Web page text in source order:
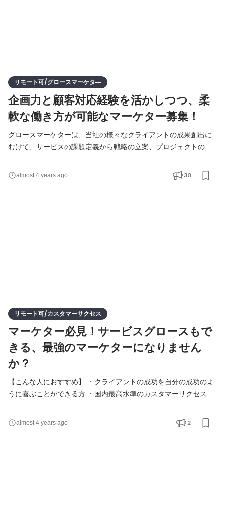
リモート可/グロースマーケタ―
企画力と顧客対応経験を活かしつつ、柔
軟な働き方が可能なマーケター募集！
グロースマーケターは、当社の様々なクライアントの成果創出に
むけて、サービスの課題定義から戦略の立案、プロジェクトの推
のマーケティング課題発見と戦略提案 ・アサインされたプロジェ
クトのディレクション ・分析結果から課題の特定 ・課題解決のた
almost 4 years ago 30
リモート可/カスタマーサクセス
マーケター必見！サービスグロースもで
きる、最強のマーケターになりません
か？
【こんな人におすすめ】 ・クライアントの成功を自分の成功のよ
うに喜ぶことができる方 ・国内最高水準のカスタマーサクセス組
関係を築き、マーケティング施策を実施することが好きな方 ・ 論
理的な思考力を磨きたい方 ・リスクを厭わずチャレンジすること
almost 4 years ago 2